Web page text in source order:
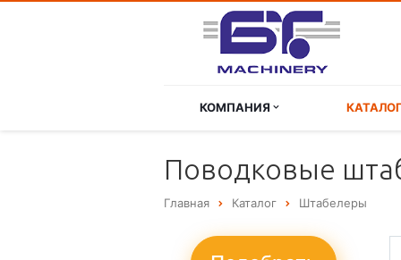
КОМПАНИЯ
Поводковые
Главная Каталог Штабелеры